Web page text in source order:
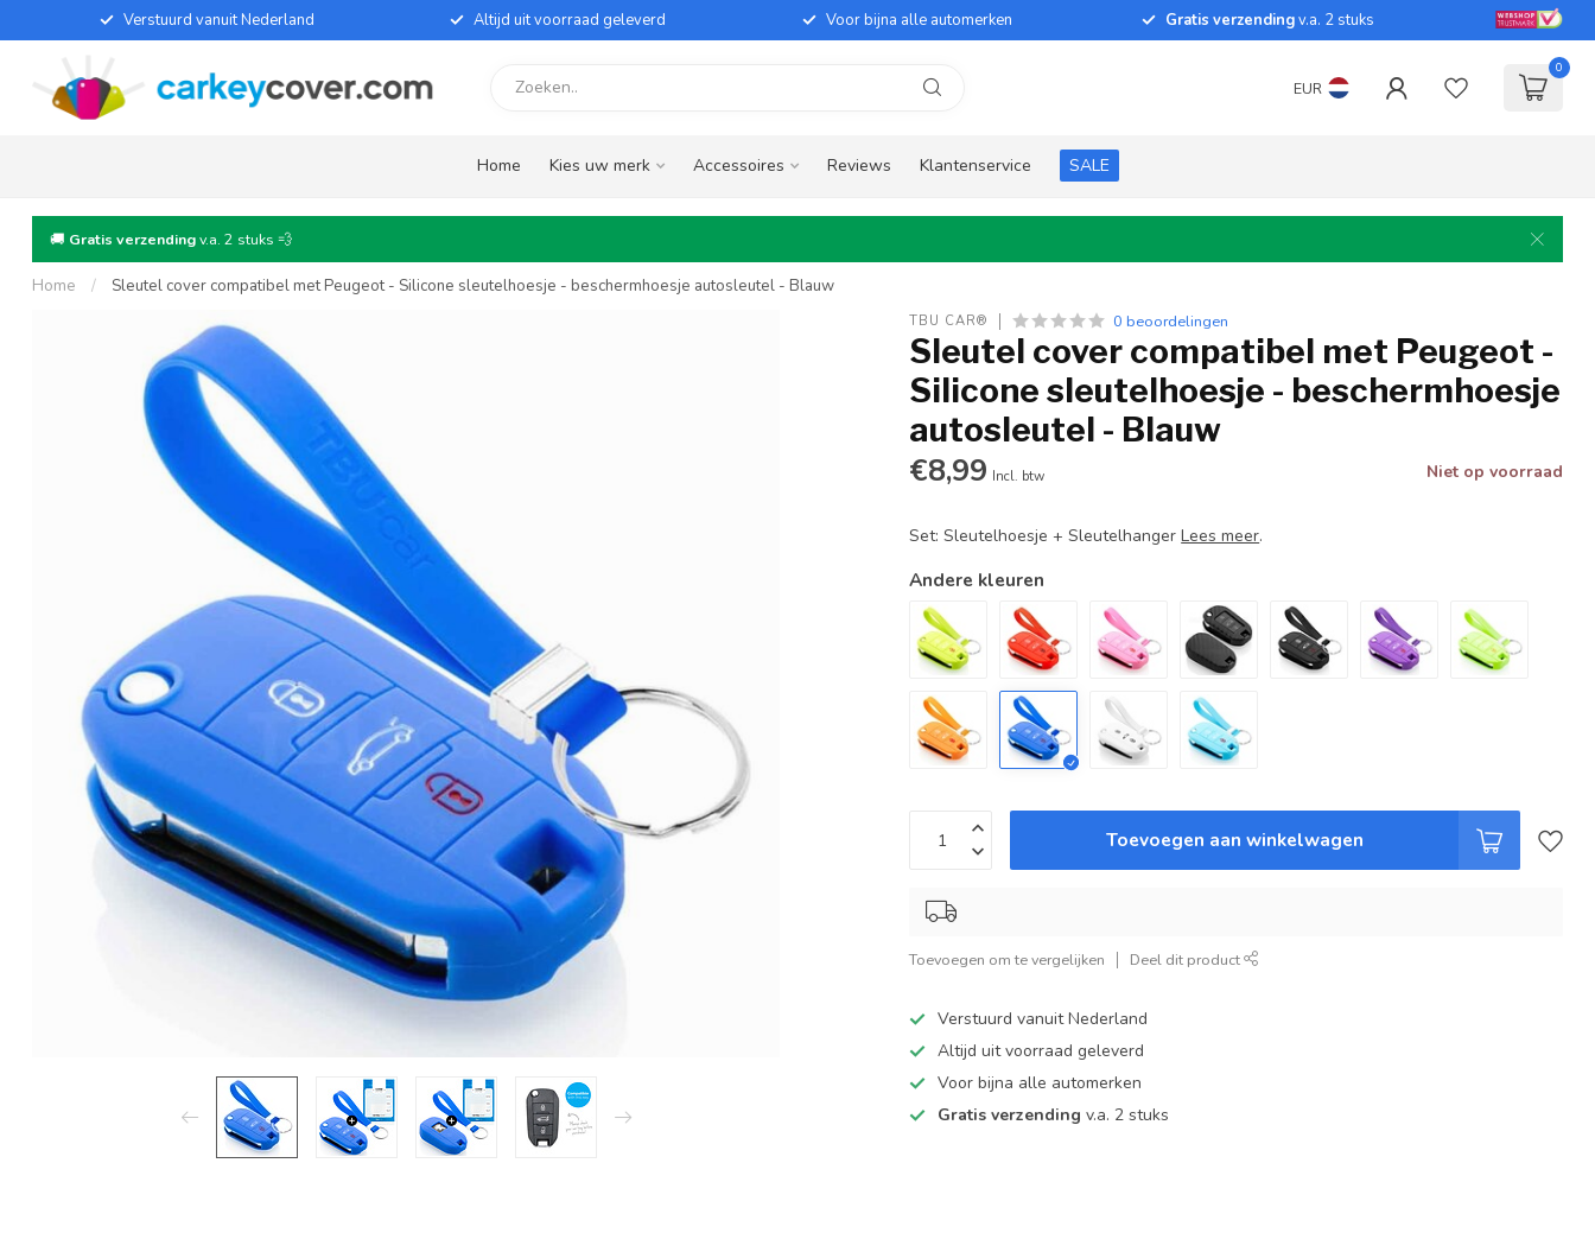
Verstuurd vanuit Nederland Altijd uit voorraad geleverd Voor bijna alle automerken Gratis verzendingv.a. 2 stuks
EUR
0
Home Kies uw merk Accessoires Reviews Klantenservice SALE
🚚 Gratis verzendingv.a. 2 stuks 💨
Home / Sleutel cover compatibel met Peugeot - Silicone sleutelhoesje - beschermhoesje autosleutel - Blauw
TBU CAR® 0 beoordelingen
Sleutel cover compatibel met Peugeot -
Silicone sleutelhoesje - beschermhoesje
autosleutel - Blauw
€8,99 Incl. btw Niet op voorraad
Set: Sleutelhoesje + SleutelhangerLees meer.
Andere kleuren
Toevoegen aan winkelwagen
Toevoegen om te vergelijken Deel dit product
Verstuurd vanuit Nederland
Altijd uit voorraad geleverd
Voor bijna alle automerken
Gratis verzending v.a. 2 stuks